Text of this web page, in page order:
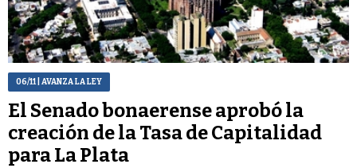
06/11| AVANZA LA LEY
El Senado bonaerense aprobó la
creación de la Tasa de Capitalidad
para La Plata